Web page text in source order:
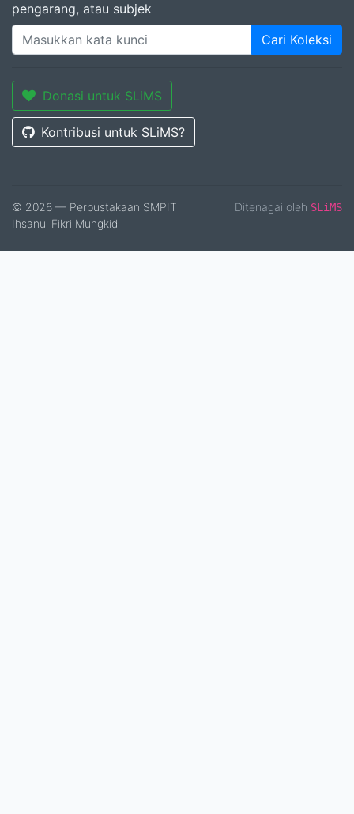
pengarang, atau subjek
Cari Koleksi
Donasi untuk SLiMS
Kontribusi untuk SLiMS?
© 2026 — Perpustakaan SMPIT
Ihsanul Fikri Mungkid
Ditenagai oleh SLiMS